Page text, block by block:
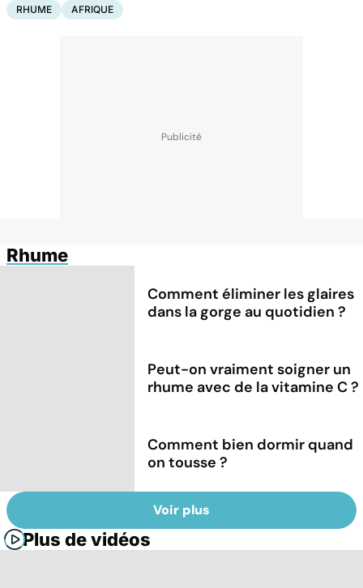
RHUME AFRIQUE
Rhume
Comment éliminer les glaires
dans la gorge au quotidien ?
Peut-on vraiment soigner un
rhume avec de la vitamine C ?
Comment bien dormir quand
on tousse ?
Voir plus
Plus de vidéos